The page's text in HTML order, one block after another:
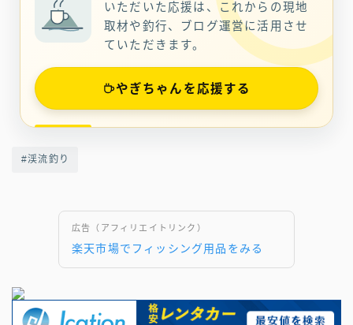
いただいた応援は、これからの現地
取材や釣行、ブログ運営に活用させ
ていただきます。
やぎちゃんを応援する
#渓流釣り
広告（アフィリエイトリンク）
楽天市場でフィッシング用品をみる